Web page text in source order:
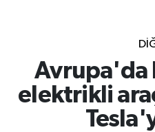
Avrupa'da
elektrikli